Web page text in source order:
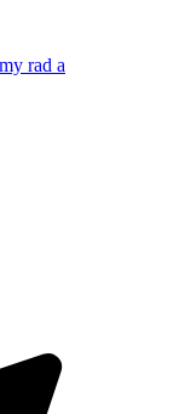
rad a